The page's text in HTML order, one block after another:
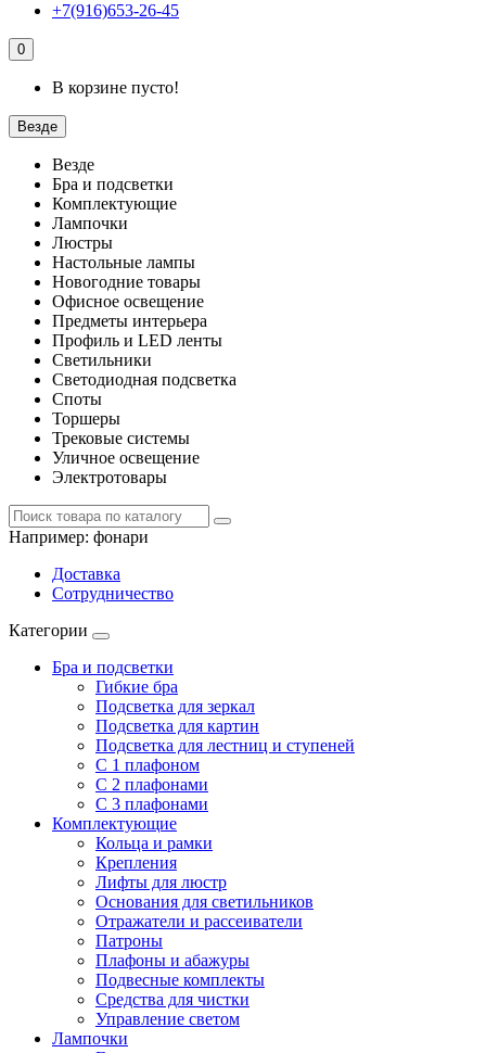
+7(916)653-26-45
0
В корзине пусто!
Везде
Везде
Бра и подсветки
Комплектующие
Лампочки
Люстры
Настольные лампы
Новогодние товары
Офисное освещение
Предметы интерьера
Профиль и LED ленты
Светильники
Светодиодная подсветка
Споты
Торшеры
Трековые системы
Уличное освещение
Электротовары
Например: фонари
Доставка
Сотрудничество
Категории
Бра и подсветки
Гибкие бра
Подсветка для зеркал
Подсветка для картин
Подсветка для лестниц и ступеней
С 1 плафоном
С 2 плафонами
С 3 плафонами
Комплектующие
Кольца и рамки
Крепления
Лифты для люстр
Основания для светильников
Отражатели и рассеиватели
Патроны
Плафоны и абажуры
Подвесные комплекты
Средства для чистки
Управление светом
Лампочки